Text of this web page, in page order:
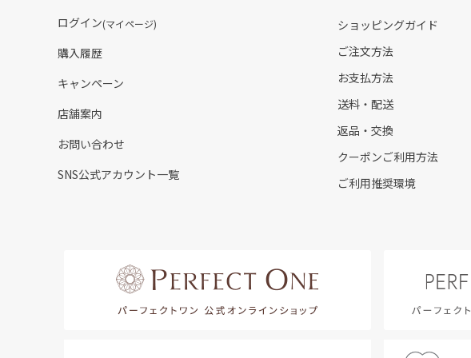
ログイン(マイページ)
購入履歴
キャンペーン
店舗案内
お問い合わせ
SNS公式アカウント一覧
ショッピングガイド
ご注文方法
お支払方法
送料・配送
返品・交換
クーポンご利用方法
ご利用推奨環境